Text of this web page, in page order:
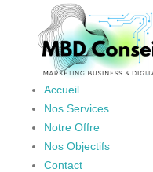
Accueil
Nos Services
Notre Offre
Nos Objectifs
Contact